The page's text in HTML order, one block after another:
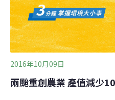
2016年10月09日
兩颱重創農業 產值減少